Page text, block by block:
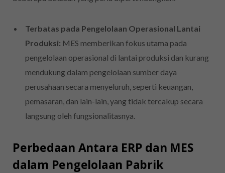
Terbatas pada Pengelolaan Operasional Lantai
Produksi: MES memberikan fokus utama pada
pengelolaan operasional di lantai produksi dan kurang
mendukung dalam pengelolaan sumber daya
perusahaan secara menyeluruh, seperti keuangan,
pemasaran, dan lain-lain, yang tidak tercakup secara
langsung oleh fungsionalitasnya.
Perbedaan Antara ERP dan MES
dalam Pengelolaan Pabrik